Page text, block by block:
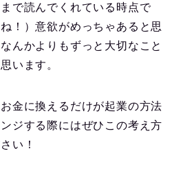
で読んでくれている時点で
！）意欲がめっちゃあると思
んかよりもずっと大切なこと
います。
金に換えるだけが起業の方法
ジする際にはぜひこの考え方
い！